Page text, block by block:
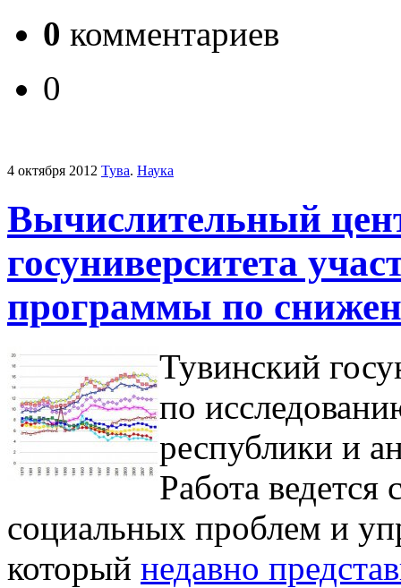
0 комментариев
0
4 октября 2012 Тува. Наука
Вычислительный
госуниверситета
программы по
Тувинский
по
республики и
Работа
социальных проблем и
который недавно